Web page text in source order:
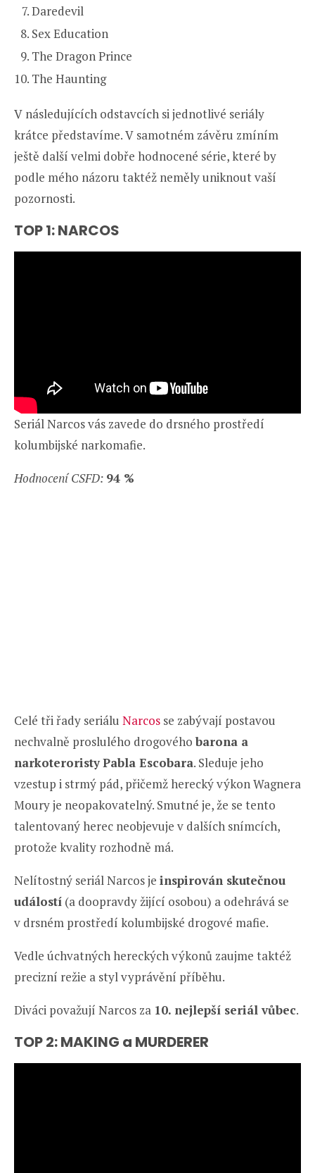
Daredevil
Sex Education
The Dragon Prince
The Haunting
V následujících odstavcích si jednotlivé seriály
krátce představíme. V samotném závěru zmíním
ještě další velmi dobře hodnocené série, které by
podle mého názoru taktéž neměly uniknout vaší
pozornosti.
TOP 1: NARCOS
Seriál Narcos vás zavede do drsného prostředí
kolumbijské narkomafie.
Hodnocení CSFD: 94 %
Celé tři řady seriálu Narcos se zabývají postavou
nechvalně proslulého drogového barona a
narkoteroristyPabla Escobara. Sleduje jeho
vzestup i strmý pád, přičemž herecký výkon Wagnera
Moury je neopakovatelný. Smutné je, že se tento
talentovaný herec neobjevuje v dalších snímcích,
protože kvality rozhodně má.
Nelítostný seriál Narcos je inspirován skutečnou
událostí (a doopravdy žijící osobou) a odehrává se
v drsném prostředí kolumbijské drogové mafie.
Vedle úchvatných hereckých výkonů zaujme taktéž
precizní režie a styl vyprávění příběhu.
Diváci považují Narcos za 10. nejlepší seriál vůbec.
TOP 2: MAKING a MURDERER